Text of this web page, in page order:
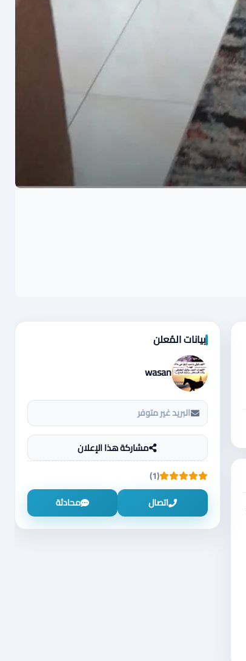
بيانات المُعلن
wasan
البريد غير متوفر
مشاركة هذا الإعلان
(1)
اتصال
محادثة